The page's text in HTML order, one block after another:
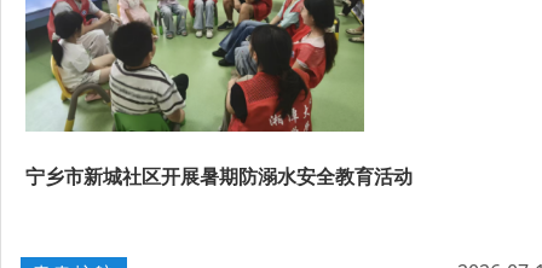
宁乡市新城社区开展暑期防溺水安全教育活动